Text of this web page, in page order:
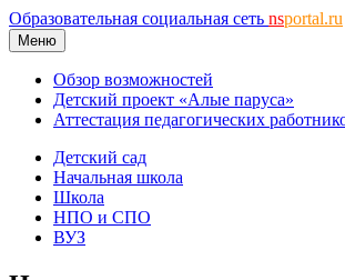
Образовательная социальная сеть nsportal.ru
Меню
Обзор возможностей
Детский проект «Алые паруса»
Аттестация педагогических
Детский сад
Начальная школа
Школа
НПО и СПО
ВУЗ